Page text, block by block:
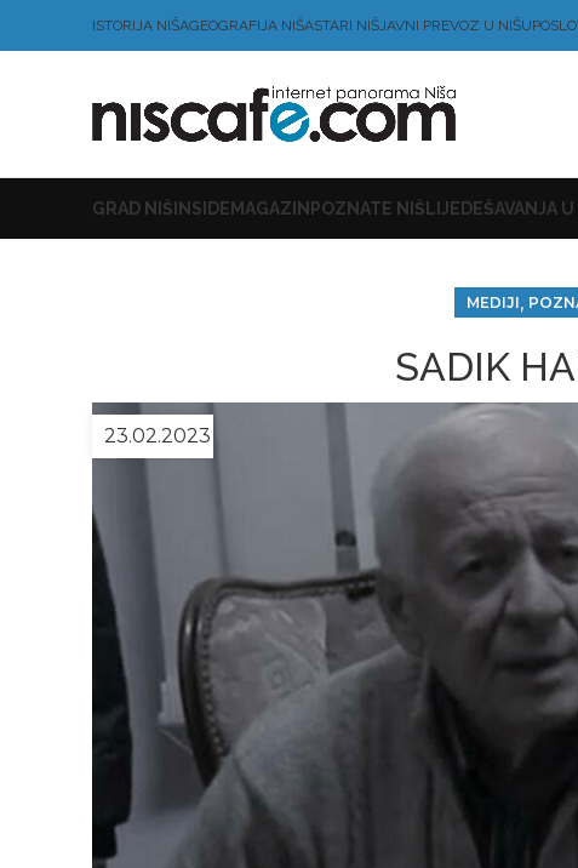
ISTORIJA NIŠAGEOGRAFIJA NIŠASTARI NIŠJAVNI PREVOZ U NIŠU
GRAD NIŠ INSIDE MAGAZIN POZNATE NIŠLIJE DEŠAVANJA
MEDIJI,
SADIK
23.02.2023